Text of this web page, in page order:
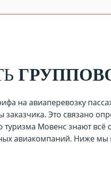
на авиаперевозку
заказчика. Это связано
туризма Мовенс знают
авиакомпаний. Ниже